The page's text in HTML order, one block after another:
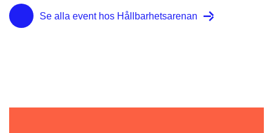
Se alla event hos Hållbarhetsarenan